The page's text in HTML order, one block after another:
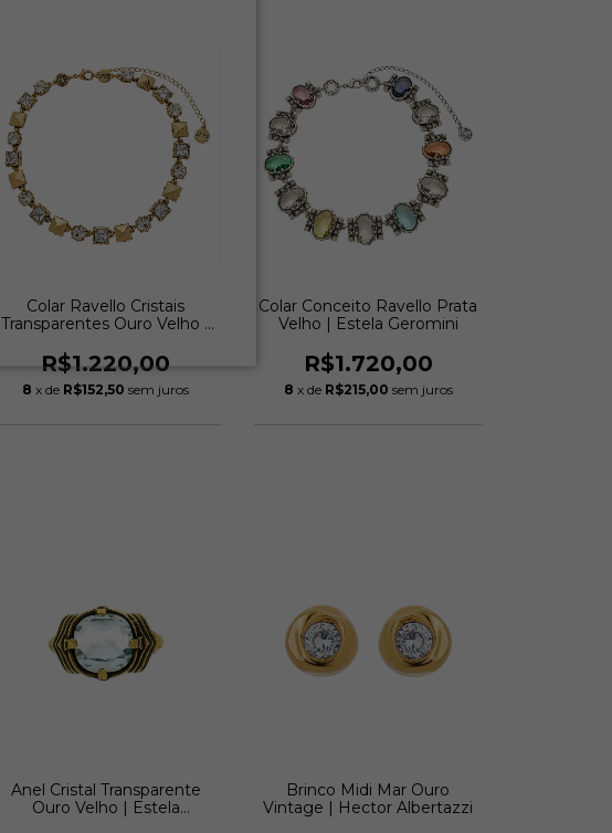
Colar Ravello Cristais
Transparentes Ouro Velho |
R$1.220,00
8 x de R$152,50 sem juros
Colar Conceito Ravello Prata
Velho | Estela Geromini
R$1.720,00
8 x de R$215,00 sem juros
Anel Cristal Transparente
Ouro Velho | Estela
Brinco Midi Mar Ouro
Vintage | Hector Albertazzi